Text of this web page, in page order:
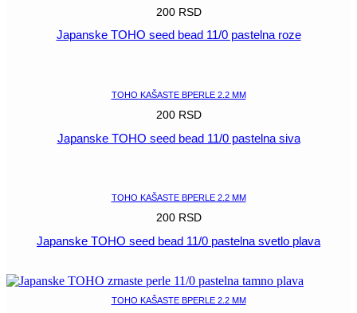
200 RSD
Japanske TOHO seed bead 11/0 pastelna roze
TOHO KAŠASTE BPERLE 2.2 MM
200 RSD
Japanske TOHO seed bead 11/0 pastelna siva
TOHO KAŠASTE BPERLE 2.2 MM
200 RSD
Japanske TOHO seed bead 11/0 pastelna svetlo plava
TOHO KAŠASTE BPERLE 2.2 MM